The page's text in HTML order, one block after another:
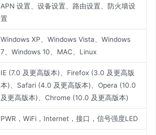
APN 设置、设备设置、路由设置、防火墙设
置
Windows XP、Windows Vista、Windows
7、Windows 10、MAC、Linux
IE (7.0 及更高版本)、Firefox (3.0 及更高版
本)、Safari (4.0 及更高版本)、Opera (10.0
及更高版本)、Chrome (10.0 及更高版本)
PWR，WiFi，Internet，接口，信号强度LED